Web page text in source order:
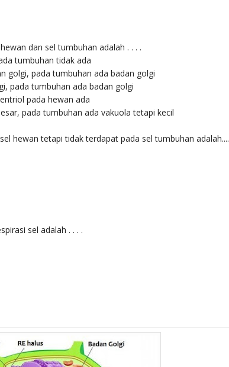
dan sel tumbuhan adalah . . . .
tumbuhan tidak ada
golgi, pada tumbuhan ada badan golgi
pada tumbuhan ada badan golgi
pada hewan ada
pada tumbuhan ada vakuola tetapi kecil
hewan tetapi tidak terdapat pada sel tumbuhan adalah....
sel adalah . . . .